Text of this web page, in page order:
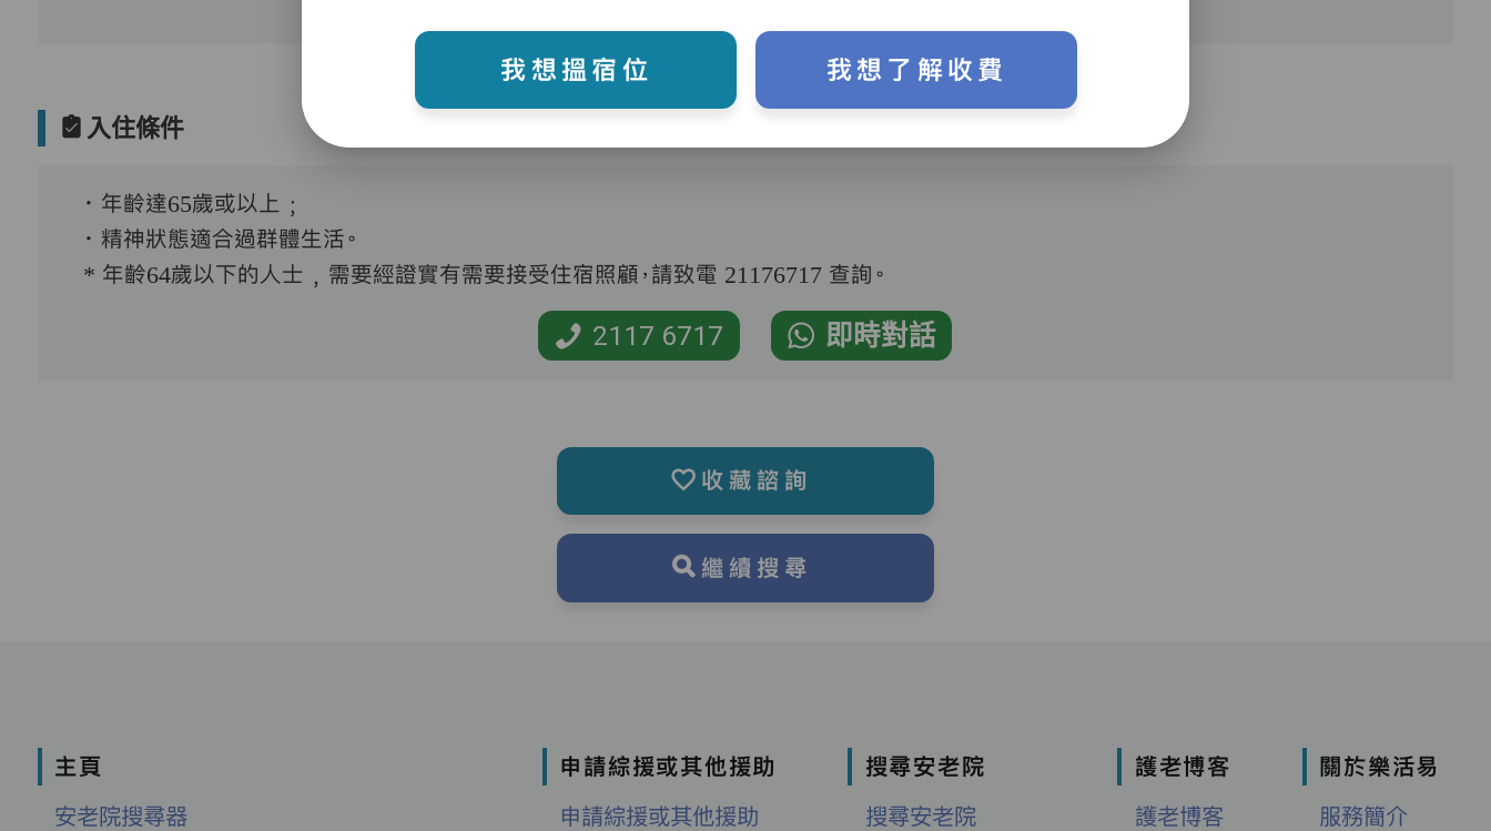
入住條件
．年齡達65歲或以上﹔
．精神狀態適合過群體生活。
* 年齡64歲以下的人士﹐需要經證實有需要接受住宿照顧，請致電 21176717 查詢。
2117 6717 即時對話
收藏諮詢
繼續搜尋
主頁
安老院搜尋器
申請綜援或其他援助
申請綜援或其他援助
搜尋安老院
搜尋安老院
護老博客
護老博客
關於樂活易
服務簡介
我想搵宿位 我想了解收費